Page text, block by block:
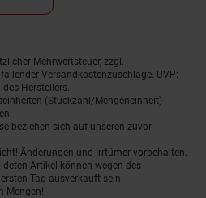
Mehrwertsteuer, zzgl.
Versandkostenzuschläge. UVP:
Herstellers.
(Stückzahl/Mengeneinheit)
beziehen sich auf unseren zuvor
Änderungen und Irrtümer vorbehalten.
Artikel können wegen des
Tag ausverkauft sein.
Mengen!